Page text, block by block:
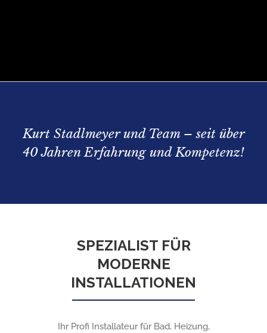
Kurt Stadlmeyer und Team – seit über
40 Jahren Erfahrung und Kompetenz!
SPEZIALIST FÜR
MODERNE
INSTALLATIONEN
Ihr Profi Installateur für Bad, Heizung,